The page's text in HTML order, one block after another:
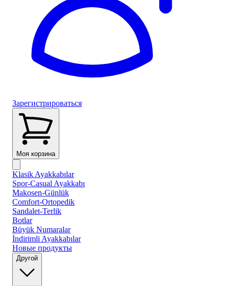
Зарегистрироваться
Моя корзина
Klasik Ayakkabılar
Spor-Casual Ayakkabı
Makosen-Günlük
Comfort-Ortopedik
Sandalet-Terlik
Botlar
Büyük Numaralar
İndirimli Ayakkabılar
Новые продукты
Другой